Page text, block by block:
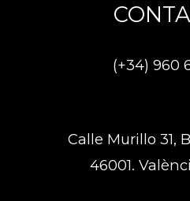
(+34) 960
Calle Murillo 31,
46001.